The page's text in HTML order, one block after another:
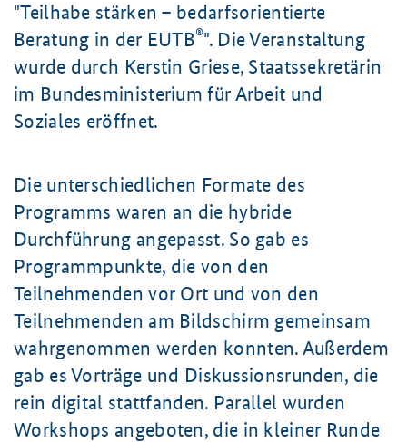
"Teilhabe stärken – bedarfsorientierte
Beratung in der EUTB®". Die Veranstaltung
wurde durch Kerstin Griese, Staatssekretärin
im Bundesministerium für Arbeit und
Soziales eröffnet.
Die unterschiedlichen Formate des
Programms waren an die hybride
Durchführung angepasst. So gab es
Programmpunkte, die von den
Teilnehmenden vor Ort und von den
Teilnehmenden am Bildschirm gemeinsam
wahrgenommen werden konnten. Außerdem
gab es Vorträge und Diskussionsrunden, die
rein digital stattfanden. Parallel wurden
Workshops angeboten, die in kleiner Runde